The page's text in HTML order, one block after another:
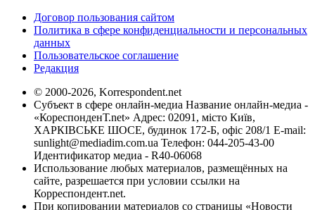
Договор пользования сайтом
Политика в сфере конфиденциальности и персональных
данных
Пользовательское соглашение
Редакция
© 2000-2026, Korrespondent.net
Субъект в сфере онлайн-медиа Название онлайн-медиа -
«КореспонденТ.net» Адрес: 02091, місто Київ,
ХАРКІВСЬКЕ ШОСЕ, будинок 172-Б, офіс 208/1 E-mail:
sunlight@mediadim.com.ua Телефон: 044-205-43-00
Идентификатор медиа - R40-06068
Использование любых материалов, размещённых на
сайте, разрешается при условии ссылки на
Корреспондент.net.
При копировании материалов со страницы «Новости